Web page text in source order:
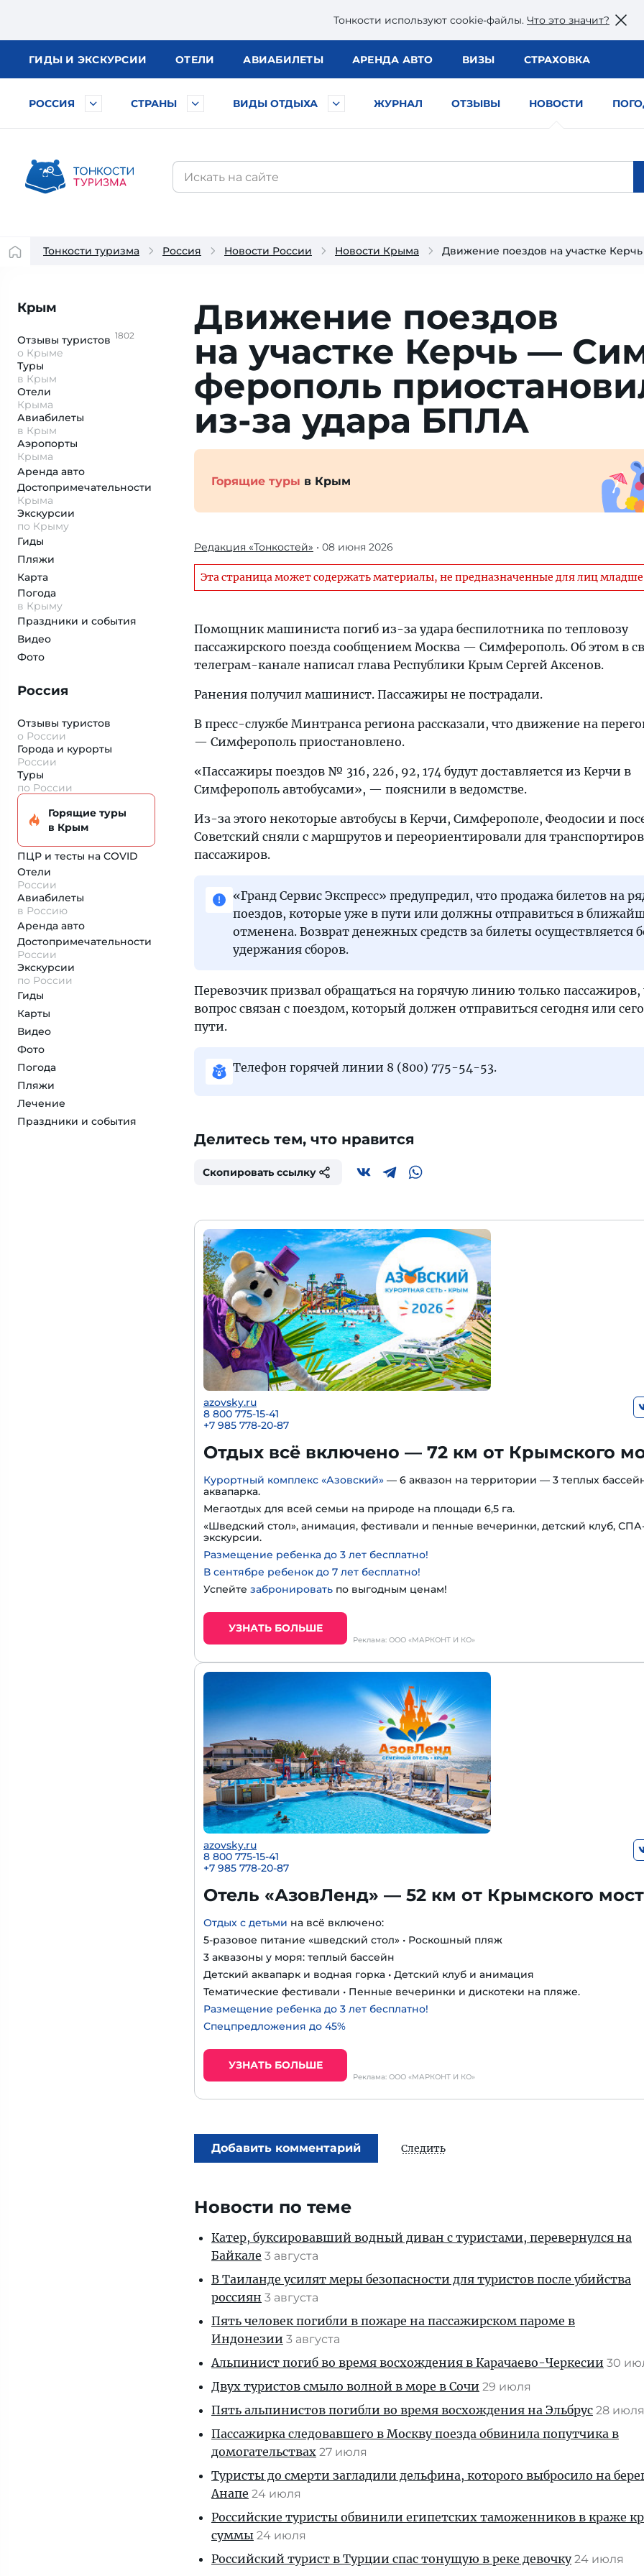
Тонкости используют сookie-файлы. Что это значит?
ГИДЫ И ЭКСКУРСИИ ОТЕЛИ АВИАБИЛЕТЫ АРЕНДА АВТО ВИЗЫ СТРАХОВКА
РОССИЯ СТРАНЫ ВИДЫ ОТДЫХА ЖУРНАЛ ОТЗЫВЫ НОВОСТИ
Тонкости туризма Россия Новости России Новости Крыма Движение поездов на участке
Крым
Отзывы туристов 1802
о Крыме
Туры
в Крым
Отели
Крыма
Авиабилеты
в Крым
Аэропорты
Крыма
Аренда авто
Достопримеча­тельности
Крыма
Экскурсии
по Крыму
Гиды
Пляжи
Карта
Погода
в Крыму
Праздники и события
Видео
Фото
Россия
Отзывы туристов
о России
Города и курорты
России
Туры
по России
Горящие туры
в Крым
ПЦР и тесты на COVID
Отели
России
Авиабилеты
в Россию
Аренда авто
Достопримеча­тельности
России
Экскурсии
по России
Гиды
Карты
Видео
Фото
Погода
Пляжи
Лечение
Праздники и события
Движение поездов
на участ­ке Керчь —
фе­ро­поль
из-за уда­ра БПЛА
Горящие туры в Крым
Редакция «Тонкостей» • 08 июня 2026
Эта страница может содержать материалы, не предназначенные для лиц младше
Помощник машиниста погиб из-за удара беспилотника по тепловозу
пассажирского поезда сообщением Москва — Симферополь. Об этом в
телеграм-канале написал глава Республики Крым Сергей Аксенов.
Ранения получил машинист. Пассажиры не пострадали.
В пресс-службе Минтранса региона рассказали, что движение на
— Симферополь приостановлено.
«Пассажиры поездов № 316, 226, 92, 174 будут доставляется из Керчи в
Симферополь автобусами», — пояснили в ведомстве.
Из-за этого некоторые автобусы в Керчи, Симферополе, Феодосии и
Советский сняли с маршрутов и переориентировали для
пассажиров.
«Гранд Сервис Экспресс» предупредил, что продажа билетов на
поездов, которые уже в пути или должны отправиться в
отменена. Возврат денежных средств за билеты осуществляется
удержания сборов.
Перевозчик призвал обращаться на горячую линию только пассажиров,
вопрос связан с поездом, который должен отправиться сегодня или
пути.
Телефон горячей линии 8 (800) 775-54-53.
Делитесь тем, что нравится
Скопировать ссылку
azovsky.ru
8 800 775-15-41
+7 985 778-20-87
Отдых всё включено — 72 км от Крымского
Курортный комплекс «Азовский» — 6 аквазон на территории — 3 теплых
аквапарка.
Мегаотдых для всей семьи на природе на площади 6,5 га.
«Шведский стол», анимация, фестивали и пенные вечеринки, детский клуб,
экскурсии.
Размещение ребенка до 3 лет бесплатно!
В сентябре ребенок до 7 лет бесплатно!
Успейте забронировать по выгодным ценам!
УЗНАТЬ БОЛЬШЕ
Реклама: ООО «МАРКОНТ И КО»
azovsky.ru
8 800 775-15-41
+7 985 778-20-87
Отель «АзовЛенд» — 52 км от Крымского
Отдых с детьми на всё включено:
5-разовое питание «шведский стол» • Роскошный пляж
3 аквазоны у моря: теплый бассейн
Детский аквапарк и водная горка • Детский клуб и анимация
Тематические фестивали • Пенные вечеринки и дискотеки на пляже.
Размещение ребенка до 3 лет бесплатно!
Спецпредложения до 45%
УЗНАТЬ БОЛЬШЕ
Реклама: ООО «МАРКОНТ И КО»
Добавить комментарий Следить
Новости по теме
Катер, буксировавший водный диван с туристами, перевернулся на
Байкале 3 августа
В Таиланде усилят меры безопасности для туристов после убийства
россиян 3 августа
Пять человек погибли в пожаре на пассажирском пароме в
Индонезии 3 августа
Альпинист погиб во время восхождения в Карачаево-Черкесии 30
Двух туристов смыло волной в море в Сочи 29 июля
Пять альпинистов погибли во время восхождения на Эльбрус 28
Пассажирка следовавшего в Москву поезда обвинила попутчика в
домогательствах 27 июля
Туристы до смерти загладили дельфина, которого выбросило на
Анапе 24 июля
Российские туристы обвинили египетских таможенников в краже
суммы 24 июля
Российский турист в Турции спас тонущую в реке девочку 24 июля